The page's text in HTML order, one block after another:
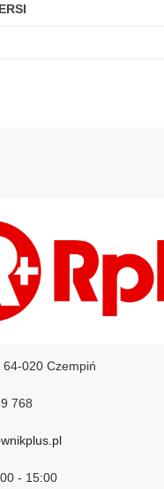
64-020 Czempiń
768
- 15:00